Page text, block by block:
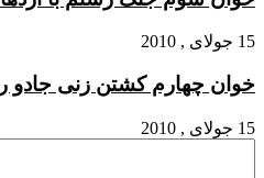
15 جولای , 2010
خوان چهارم کشتن زنى جادو را
15 جولای , 2010